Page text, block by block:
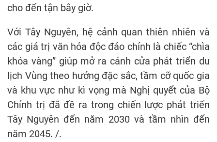
cho đến tận bây giờ.
Với Tây Nguyên, hệ cảnh quan thiên nhiên và
các giá trị văn hóa độc đáo chính là chiếc “chìa
khóa vàng” giúp mở ra cánh cửa phát triển du
lịch Vùng theo hướng đặc sắc, tầm cỡ quốc gia
và khu vực như kì vọng mà Nghị quyết của Bộ
Chính trị đã đề ra trong chiến lược phát triển
Tây Nguyên đến năm 2030 và tầm nhìn đến
năm 2045. /.